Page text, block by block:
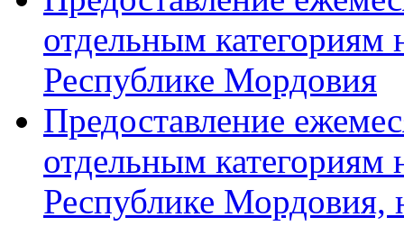
отдельным
Республике Мордовия
Предоставление
отдельным
Республике Мордовия,